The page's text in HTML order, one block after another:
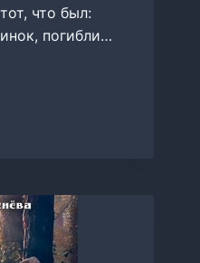
что был:
погибли…